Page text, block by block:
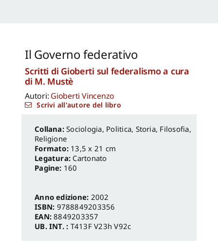
Il Governo federativo
Scritti di Gioberti sul federalismo a cura
di M. Mustè
Autori: Gioberti Vincenzo
Scrivi all'autore del libro
Sociologia, Politica, Storia, Filosofia,
Religione
Formato: 13,5 x 21 cm
Legatura: Cartonato
Pagine: 160
Anno edizione: 2002
ISBN: 9788849203356
EAN:8849203357
UB. INT. : T413F V23h V92c